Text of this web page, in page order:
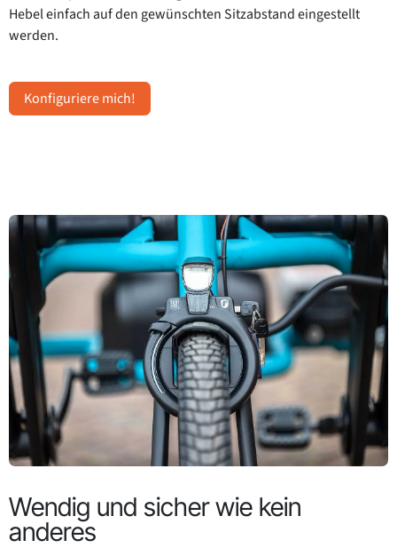
Hebel einfach auf den gewünschten Sitzabstand eingestellt
werden.
Konfiguriere mich!
Wendig und sicher wie kein
anderes